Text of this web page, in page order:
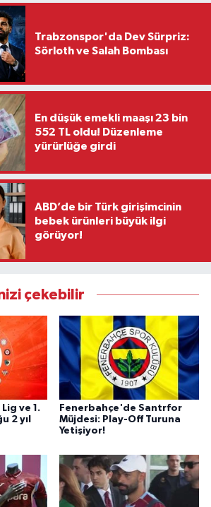
Trabzonspor'da Dev Sürpriz:
Sörloth ve Salah Bombası
En düşük emekli maaşı 23 bin
552 TL oldu! Düzenleme
yürürlüğe girdi
ABD’de bir Türk girişimcinin
bebek ürünleri büyük ilgi
görüyor!
çekebilir
ve 1.
2 yıl
Fenerbahçe'de Santrfor
Müjdesi: Play-Off Turuna
Yetişiyor!